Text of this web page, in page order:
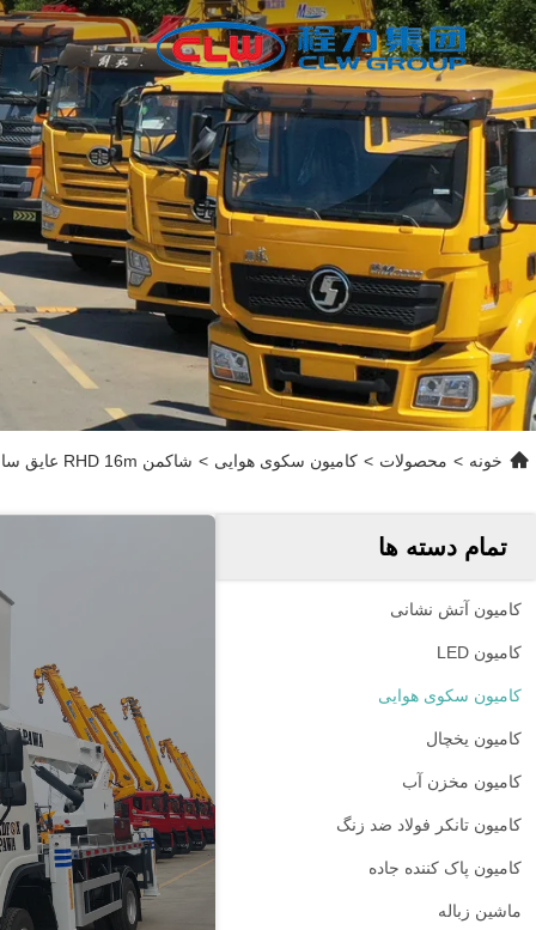
خونه > محصولات > کامیون سکوی هوایی > شاکمن RHD 16m عایق سازی تلسکوپی بوم کامیون بالابر
تمام دسته ها
کامیون آتش نشانی
کامیون LED
کامیون سکوی هوایی
کامیون یخچال
کامیون مخزن آب
کامیون تانکر فولاد ضد زنگ
کامیون پاک کننده جاده
ماشين زباله